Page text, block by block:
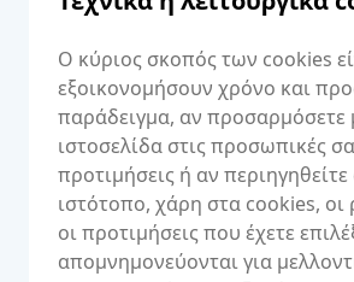
Ο κύριος σκοπός των cookies
εξοικονομήσουν χρόνο και
παράδειγμα, αν προσαρμόσετε
ιστοσελίδα στις προσωπικές
προτιμήσεις ή αν περιηγηθείτε
ιστότοπο, χάρη στα cookies, οι
οι προτιμήσεις που έχετε
απομνημονεύονται για